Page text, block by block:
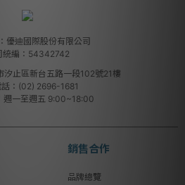
優迪國際股份有限公司
統編：54342742
汐止區新台五路一段102號21樓
話：(02) 2696-1681
週一至週五 9:00~18:00
銷售合作
品牌總覽